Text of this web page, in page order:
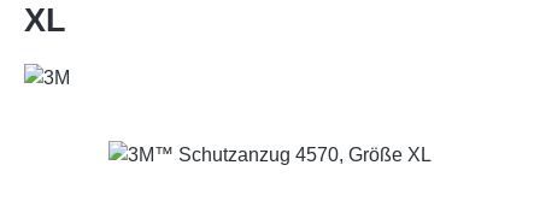
XL
Bildergalerie überspringen